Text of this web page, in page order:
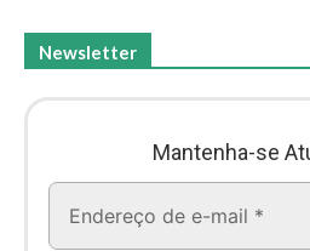
Newsletter
Mantenha-se